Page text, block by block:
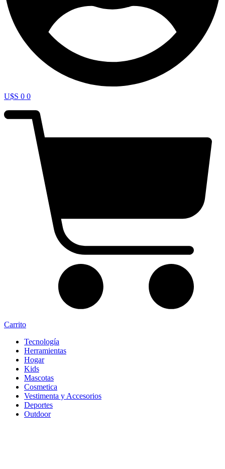
U$S 0 0
Carrito
Tecnología
Herramientas
Hogar
Kids
Mascotas
Cosmetica
Vestimenta y Accesorios
Deportes
Outdoor